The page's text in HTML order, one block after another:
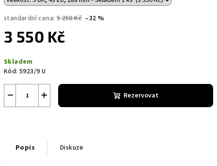
standardní cena: 5 250 Kč –32 %
3 550 Kč
cena:
Skladem
Kód: 5923/9 U
+
− Rezervovat
Popis Diskuze